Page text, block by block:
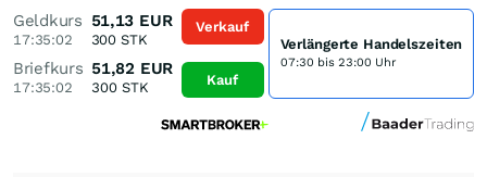
Geldkurs
17:35:02
51,13 EUR
300 STK
Briefkurs
17:35:02
51,82 EUR
300STK
Verkauf
Kauf
Verlängerte Handelszeiten
07:30 bis 23:00 Uhr